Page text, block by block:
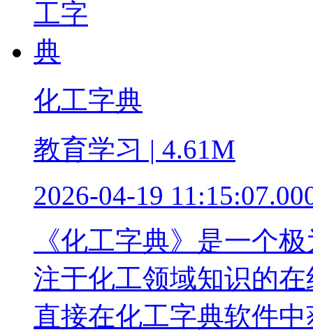
化工字典
教育学习 | 4.61M
2026-04-19
《化工字典》是一个
注于化工领域知识的
直接在化工字典软件